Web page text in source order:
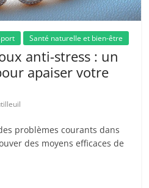
Santé naturelle et bien-être
anti-stress : un
apaiser votre
problèmes courants dans
des moyens efficaces de